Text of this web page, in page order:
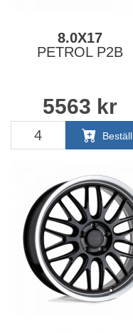
8.0X17
PETROL P2B
5563 kr
Beställ